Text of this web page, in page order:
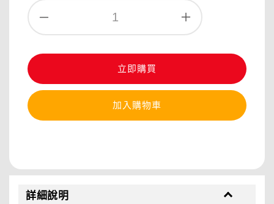
立即購買
加入購物車
詳細說明